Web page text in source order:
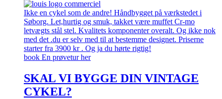
Ikke en cykel som de andre! Håndbygget på værkstedet i
Søborg. Let,hurtig og smuk, takket være muffet Cr-mo
letvægts stål stel. Kvalitets komponenter overalt. Og ikke nok
med det .du er selv med til at bestemme designet. Priserne
starter fra 3900 kr . Og ja du hørte rigtig!
book En prøvetur her
SKAL VI BYGGE DIN VINTAGE
CYKEL?